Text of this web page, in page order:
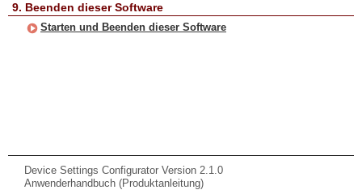
9. Beenden dieser Software
Starten und Beenden dieser Software
Device Settings Configurator Version 2.1.0
Anwenderhandbuch (Produktanleitung)